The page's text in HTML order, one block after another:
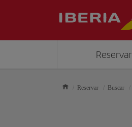
Reservar
Reservar Buscar